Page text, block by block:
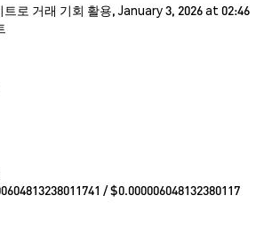
로 거래 기회 활용, January 3, 2026 at 02:46
/ $0.000006048132380117